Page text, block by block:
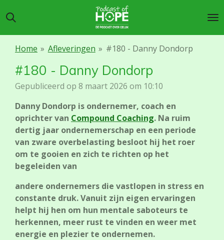
direct
naar
Home » Afleveringen » #180 - Danny Dondorp
#180 - Danny Dondorp
Gepubliceerd op 8 maart 2026 om 10:10
Danny Dondorp is ondernemer, coach en
oprichter van Compound Coaching. Na ruim
dertig jaar ondernemerschap en een periode
van zware overbelasting besloot hij het roer
om te gooien en zich te richten op het
begeleiden van
andere ondernemers die vastlopen in stress en
constante druk. Vanuit zijn eigen ervaringen
helpt hij hen om hun mentale saboteurs te
herkennen, meer rust te vinden en weer met
energie en plezier te ondernemen.